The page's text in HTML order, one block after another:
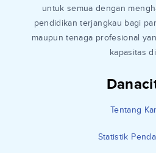
Tentang
Statistik
untuk semua dengan
pendidikan terjangkau bagi
maupun tenaga profesional
kapasitas